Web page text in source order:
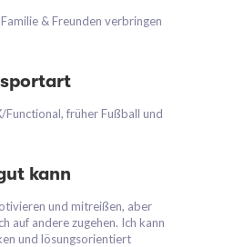
& Freunden verbringen
Functional, früher Fußball und
kann
und mitreißen, aber
auf andere zugehen. Ich kann
und lösungsorientiert